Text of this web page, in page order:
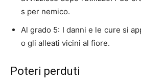
s per nemico.
Al grado 5: I danni e le cure si
o gli alleati vicini al fiore.
Poteri perduti